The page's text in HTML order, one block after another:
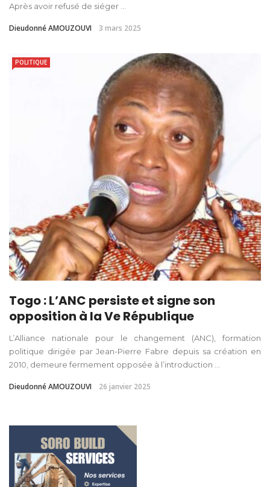
Après avoir refusé de siéger ...
Dieudonné AMOUZOUVI 3 mars 2025
POLITIQUE
Togo : L’ANC persiste et signe son
opposition à la Ve République
L’Alliance nationale pour le changement (ANC), formation
politique dirigée par Jean-Pierre Fabre depuis sa création en
2010, demeure fermement opposée à l’introduction ...
Dieudonné AMOUZOUVI 26 janvier 2025